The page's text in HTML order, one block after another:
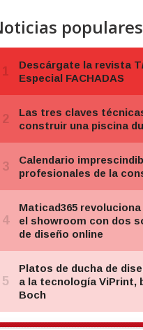
populares